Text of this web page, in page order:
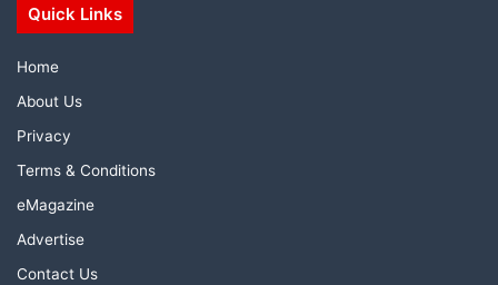
Quick Links
Home
About Us
Privacy
Terms & Conditions
eMagazine
Advertise
Contact Us